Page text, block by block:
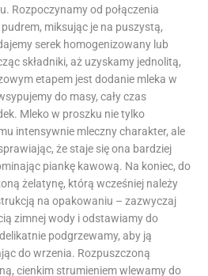
Rozpoczynamy od połączenia
miksując je na puszystą,
serek homogenizowany lub
składniki, aż uzyskamy jednolitą,
etapem jest dodanie mleka w
do masy, cały czas
Mleko w proszku nie tylko
intensywnie mleczny charakter, ale
że staje się ona bardziej
piankę kawową. Na koniec, do
żelatynę, którą wcześniej należy
na opakowaniu – zazwyczaj
zimnej wody i odstawiamy do
podgrzewamy, aby ją
do wrzenia. Rozpuszczoną
cienkim strumieniem wlewamy do